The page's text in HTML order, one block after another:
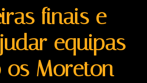
finais e
equipas
os Moreton